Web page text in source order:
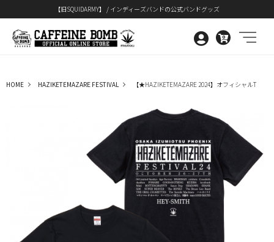
【旧SQUIDARMY】 / インディーズバンドの公式バンドグッズ
0
HOME HAZIKETEMAZARE FESTIVAL 【★HAZIKETEMAZARE 2024】オフィシャルT